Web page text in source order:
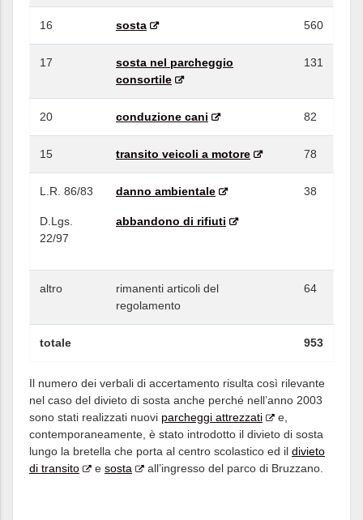
16 sosta 560
17
sosta nel parcheggio
consortile
131
20 conduzione cani 82
15 transito veicoli a motore 78
L.R. 86/83
D.Lgs.
22/97
danno ambientale
abbandono di rifiuti
38
altro
rimanenti articoli del
regolamento
64
totale 953
Il numero dei verbali di accertamento risulta così rilevante
nel caso del divieto di sosta anche perché nell’anno 2003
sono stati realizzati nuovi parcheggi attrezzati
e,
contemporaneamente, è stato introdotto il divieto di sosta
lungo la bretella che porta al centro scolastico ed il divieto
di transito
e sosta all’ingresso del parco di Bruzzano.